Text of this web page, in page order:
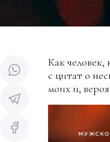
Как
с цитат о
моих и,